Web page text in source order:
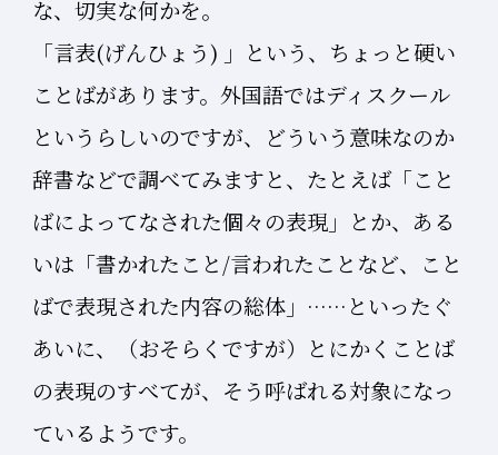
な、切実な何かを。
「言表(げんひょう) 」という、ちょっと硬い
ことばがあります。外国語ではディスクール
というらしいのですが、どういう意味なのか
辞書などで調べてみますと、たとえば「こと
ばによってなされた個々の表現」とか、ある
いは「書かれたこと/言われたことなど、こと
ばで表現された内容の総体」……といったぐ
あいに、（おそらくですが）とにかくことば
の表現のすべてが、そう呼ばれる対象になっ
ているようです。